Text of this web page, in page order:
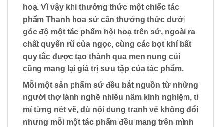
hoạ. Vì vậy khi thưởng thức một chiếc tác
phẩm Thanh hoa sứ cần thưởng thức dưới
góc độ một tác phẩm hội hoạ trên sứ, ngoài ra
chất quyến rũ của ngọc, cùng các bọt khí bất
quy tắc được tạo thành qua men nung củi
cũng mang lại giá trị sưu tập của tác phẩm.
Mỗi một sản phẩm sứ đều bắt nguồn từ những
người thợ lành nghề nhiều năm kinh nghiệm, tỉ
mỉ từng nét vẽ, dù nội dung tranh vẽ không đổi
nhưng mỗi một tác phẩm đều mang trên mình